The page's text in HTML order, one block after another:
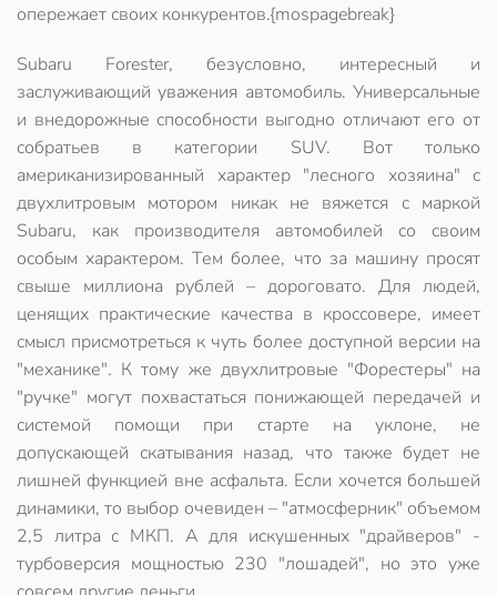
опережает своих конкурентов.{mospagebreak}
Subaru Forester, безусловно, интересный и
заслуживающий уважения автомобиль. Универсальные
и внедорожные способности выгодно отличают его от
собратьев в категории SUV. Вот только
американизированный характер "лесного хозяина" с
двухлитровым мотором никак не вяжется с маркой
Subaru, как производителя автомобилей со своим
особым характером. Тем более, что за машину просят
свыше миллиона рублей – дороговато. Для людей,
ценящих практические качества в кроссовере, имеет
смысл присмотреться к чуть более доступной версии на
"механике". К тому же двухлитровые "Форестеры" на
"ручке" могут похвастаться понижающей передачей и
системой помощи при старте на уклоне, не
допускающей скатывания назад, что также будет не
лишней функцией вне асфальта. Если хочется большей
динамики, то выбор очевиден – "атмосферник" объемом
2,5 литра с МКП. А для искушенных "драйверов" -
турбоверсия мощностью 230 "лошадей", но это уже